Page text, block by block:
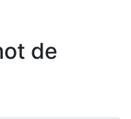
de